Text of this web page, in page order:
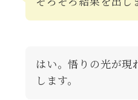
はい。悟りの光が現
します。